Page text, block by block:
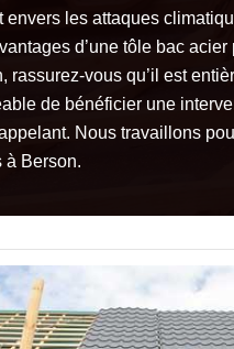
envers les attaques
d’une tôle bac acier
rassurez-vous qu’il est
de bénéficier une
Nous travaillons
à Berson.